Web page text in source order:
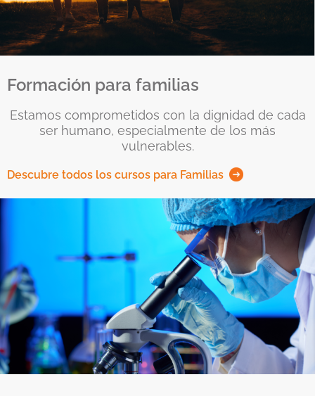
Formación para familias
Estamos comprometidos con la dignidad de cada
ser humano, especialmente de los más
vulnerables.
Descubre todos los cursos para Familias